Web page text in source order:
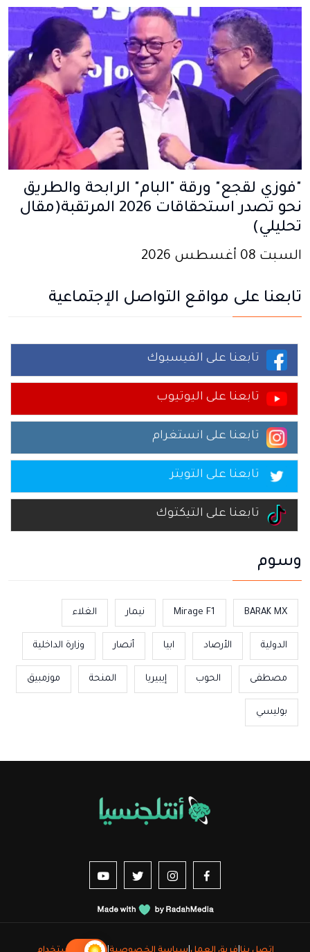
"فوزي لقجع" ورقة "البام" الرابحة والطريق
نحو تصدر استحقاقات 2026 المرتقبة(مقال
تحليلي)
السبت 08 أغسطس 2026
تابعنا على مواقع التواصل الإجتماعية
تابعنا على الفيسبوك
تابعنا على اليوتيوب
تابعنا على انستغرام
تابعنا على التويتر
تابعنا على التيكتوك
وسوم
BARAK MX
Mirage F1 نيمار الغلاء
الدولية الأرصاد ابيا أنصار وزارة الداخلية
مصطفى الحوب إيبيريا المنحة موزمبيق
بوليسي
Suivez-nous sur Facebook
nous sur Instagram
nous sur Twitter